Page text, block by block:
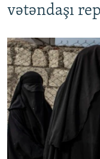
vətəndaşı